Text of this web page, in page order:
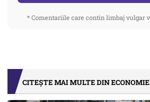
* Comentariile care contin limbaj vulgar
CITEȘTE MAI MULTE DIN ECONOMIE